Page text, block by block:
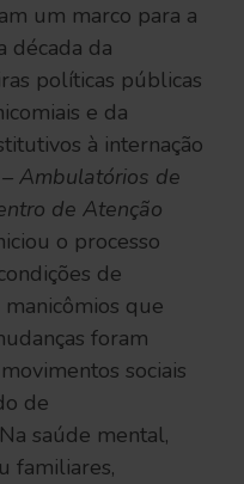
um marco para a
década da
políticas públicas
e da
à internação
Ambulatórios de
de Atenção
o processo
de
que
foram
sociais
de
saúde mental,
familiares,